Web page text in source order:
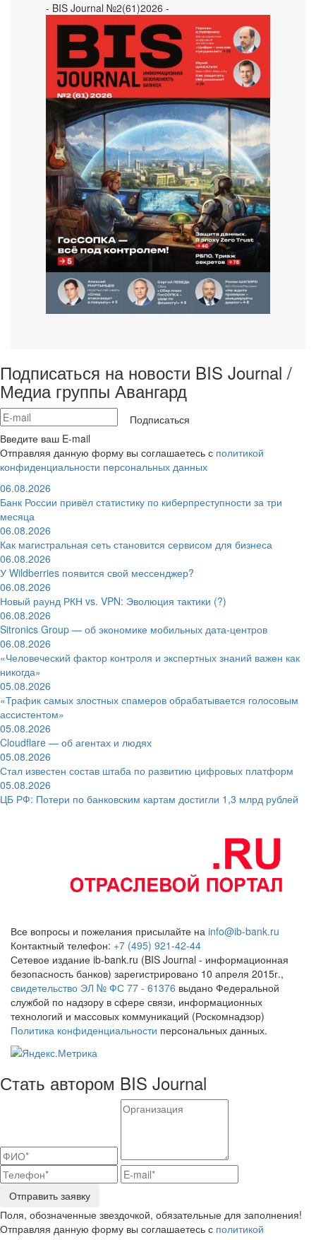
- BIS Journal №2(61)2026 -
Подписаться на новости BIS Journal /
Медиа группы Авангард
Подписаться
Введите ваш E-mail
Отправляя данную форму вы соглашаетесь с политикой
конфиденциальности персональных данных
06.08.2026
Банк России привёл статистику по киберпреступности за три
месяца
06.08.2026
Как магистральная сеть становится сервисом для бизнеса
06.08.2026
У Wildberries появится свой мессенджер?
06.08.2026
Новый раунд РКН vs. VPN: Эволюция тактики (?)
06.08.2026
Sitronics Group — об экономике мобильных дата-центров
06.08.2026
«Человеческий фактор контроля и экспертных знаний важен как
никогда»
05.08.2026
«Трафик самых злостных спамеров обрабатывается голосовым
ассистентом»
05.08.2026
Cloudflare — об агентах и людях
05.08.2026
Стал известен состав штаба по развитию цифровых платформ
05.08.2026
ЦБ РФ: Потери по банковским картам достигли 1,3 млрд рублей
Все вопросы и пожелания присылайте на info@ib-bank.ru
Контактный телефон: +7 (495) 921-42-44
Сетевое издание ib-bank.ru (BIS Journal - информационная
безопасность банков) зарегистрировано 10 апреля 2015г.,
свидетельство ЭЛ № ФС 77 - 61376 выдано Федеральной
службой по надзору в сфере связи, информационных
технологий и массовых коммуникаций (Роскомнадзор)
Политика конфиденциальности персональных данных.
Стать автором BIS Journal
Отправить заявку
Поля, обозначенные звездочкой, обязательные для заполнения!
Отправляя данную форму вы соглашаетесь с политикой